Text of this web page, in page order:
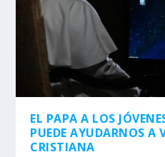
EL PAPA A LOS
PUEDE AYUDARNOS A
CRISTIANA